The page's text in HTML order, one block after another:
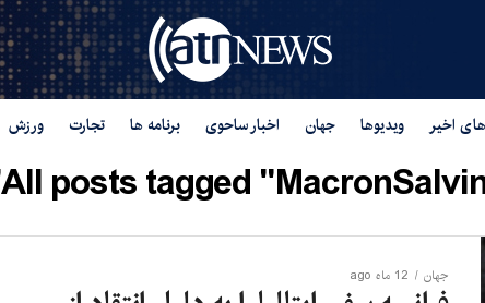
اخیر ویدیوها جهان اخبار ساحوی برنامه ها تجارت ورزش
All posts tagged
جهان 12 ماه ago